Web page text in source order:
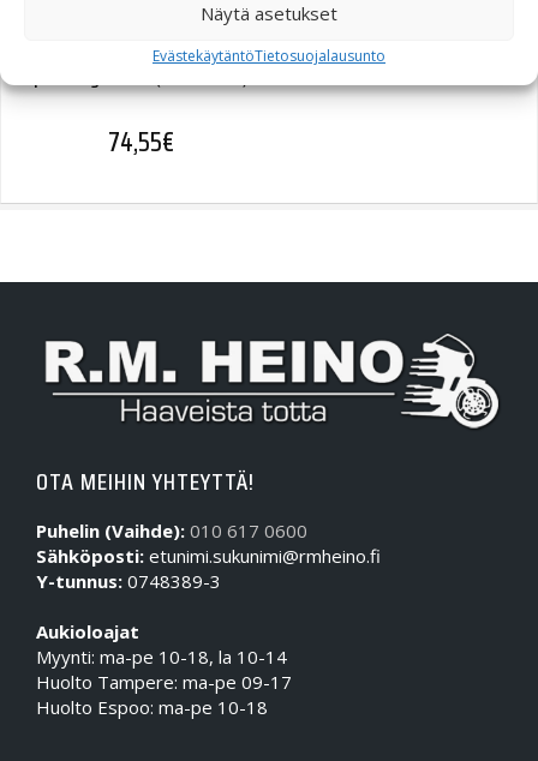
Näytä asetukset
EvästekäytäntöTietosuojalausunto
GASKET,PRIMARY COVER |
primary cover (34901-07)
74,55€
OTA MEIHIN YHTEYTTÄ!
Puhelin (Vaihde): 010 617 0600
Sähköposti: etunimi.sukunimi@rmheino.fi
Y-tunnus: 0748389-3
Aukioloajat
Myynti: ma-pe 10-18, la 10-14
Huolto Tampere: ma-pe 09-17
Huolto Espoo: ma-pe 10-18